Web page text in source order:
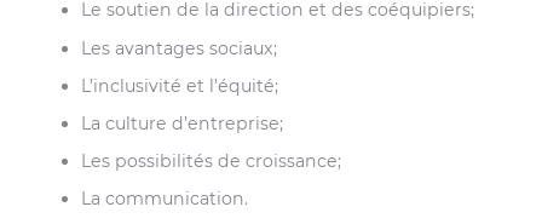
Le soutien de la direction et des coéquipiers;
Les avantages sociaux;
L’inclusivité et l’équité;
La culture d’entreprise;
Les possibilités de croissance;
La communication.